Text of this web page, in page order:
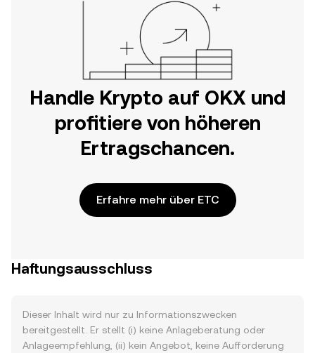
Handle Krypto auf OKX und
profitiere von höheren
Ertragschancen.
Erfahre mehr über ETC
Haftungsausschluss
Dieser Inhalt wird nur zu Informationszwecken
bereitgestellt. Er stellt (i) keine Anlageberatung oder
Anlageempfehlung, (ii) kein Angebot, keine Aufforderung